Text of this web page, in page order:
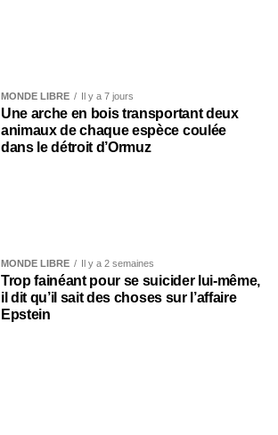
MONDE LIBRE Il y a 7 jours
Une arche en bois transportant deux
animaux de chaque espèce coulée
dans le détroit d’Ormuz
MONDE LIBRE Il y a 2 semaines
Trop fainéant pour se suicider lui-même,
il dit qu’il sait des choses sur l’affaire
Epstein